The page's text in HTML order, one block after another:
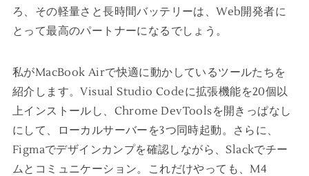
ろ、その軽量さと長時間バッテリーは、Web開発者に
とって最高のパートナーになるでしょう。
私がMacBook Airで快適に動かしているツールたちを
紹介します。Visual Studio Codeに拡張機能を20個以
上インストールし、Chrome DevToolsを開きっぱなし
にして、ローカルサーバーを3つ同時起動。さらに、
Figmaでデザインカンプを確認しながら、Slackでチー
ムとコミュニケーション。これだけやっても、M4